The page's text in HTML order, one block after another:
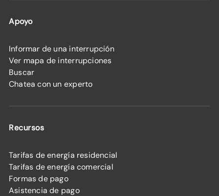
Apoyo
Informar de una interrupción
Ver mapa de interrupciones
Buscar
Chatea con un experto
Recursos
Tarifas de energía residencial
Tarifas de energía comercial
Formas de pago
Asistencia de pago